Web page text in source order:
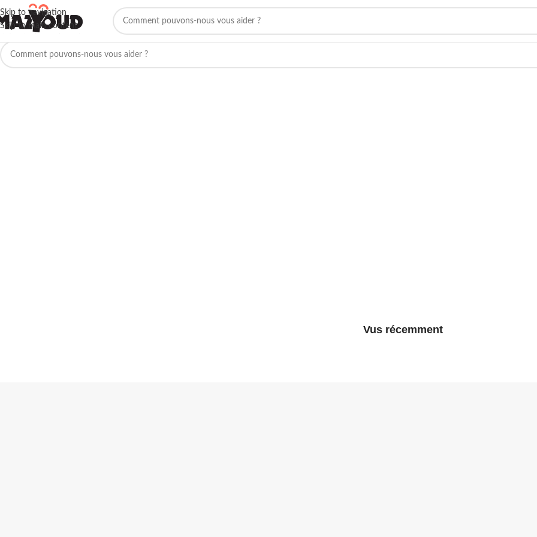
Skip to navigation
Skip to main content
Aucun produit ne correspond à votre sélection.
Vus récemment